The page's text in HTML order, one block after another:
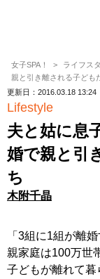
女子SPA！ ライフス
親と引き離される子ども
更新日：2016.03.18 13:24
Lifestyle
夫と姑に息
婚で親と引
ち
木附千晶
「3組に1組が離
親家庭は100万世
子どもが離れて暮